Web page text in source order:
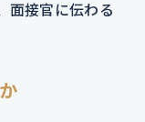
面接官に伝わる